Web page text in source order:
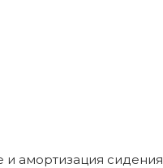
и амортизация сидения